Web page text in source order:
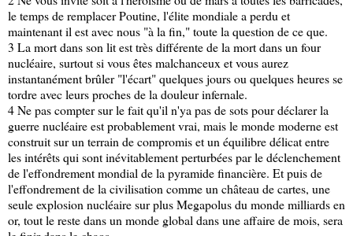
le temps de remplacer Poutine, l'élite mondiale a perdu et
maintenant il est avec nous "à la fin," toute la question de ce que.
3 La mort dans son lit est très différente de la mort dans un four
nucléaire, surtout si vous êtes malchanceux et vous aurez
instantanément brûler "l'écart" quelques jours ou quelques heures se
tordre avec leurs proches de la douleur infernale.
4 Ne pas compter sur le fait qu'il n'ya pas de sots pour déclarer la
guerre nucléaire est probablement vrai, mais le monde moderne est
construit sur un terrain de compromis et un équilibre délicat entre
les intérêts qui sont inévitablement perturbées par le déclenchement
de l'effondrement mondial de la pyramide financière. Et puis de
l'effondrement de la civilisation comme un château de cartes, une
seule explosion nucléaire sur plus Megapolus du monde milliards en
or, tout le reste dans un monde global dans une affaire de mois, sera